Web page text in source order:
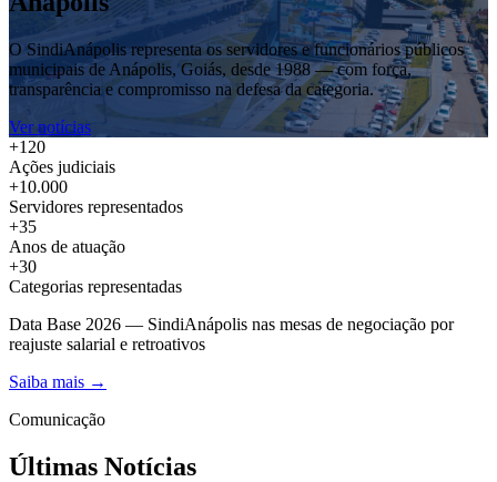
O SindiAnápolis representa os servidores e funcionários públicos
municipais de Anápolis, Goiás, desde 1988 — com força,
transparência e compromisso na defesa da categoria.
Ver notícias
+120
Ações judiciais
+10.000
Servidores representados
+35
Anos de atuação
+30
Categorias representadas
Data Base 2026 — SindiAnápolis nas mesas de negociação por
reajuste salarial e retroativos
Saiba mais →
Comunicação
Últimas Notícias